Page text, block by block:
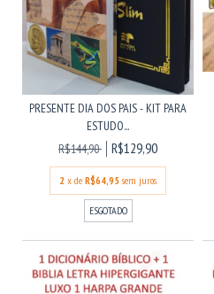
PRESENTE DIA DOS PAIS - KIT PARA
ESTUDO...
R$144,90
R$129,90
2 x de R$64,95 sem juros
ESGOTADO